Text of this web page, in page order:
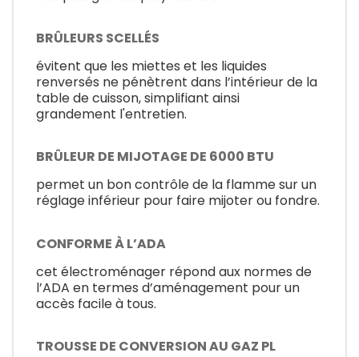
BRÛLEURS SCELLÉS
évitent que les miettes et les liquides
renversés ne pénètrent dans l’intérieur de la
table de cuisson, simplifiant ainsi
grandement l'entretien.
BRÛLEUR DE MIJOTAGE DE 6000 BTU
permet un bon contrôle de la flamme sur un
réglage inférieur pour faire mijoter ou fondre.
CONFORME À L’ADA
cet électroménager répond aux normes de
l’ADA en termes d’aménagement pour un
accès facile à tous.
TROUSSE DE CONVERSION AU GAZ PL